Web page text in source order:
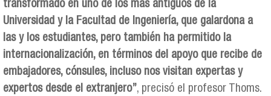
transformado en uno de los más antiguos de la
Universidad y la Facultad de Ingeniería, que galardona a
las y los estudiantes, pero también ha permitido la
internacionalización, en términos del apoyo que recibe de
embajadores, cónsules, incluso nos visitan expertas y
expertos desde el extranjero”, precisó el profesor Thoms.